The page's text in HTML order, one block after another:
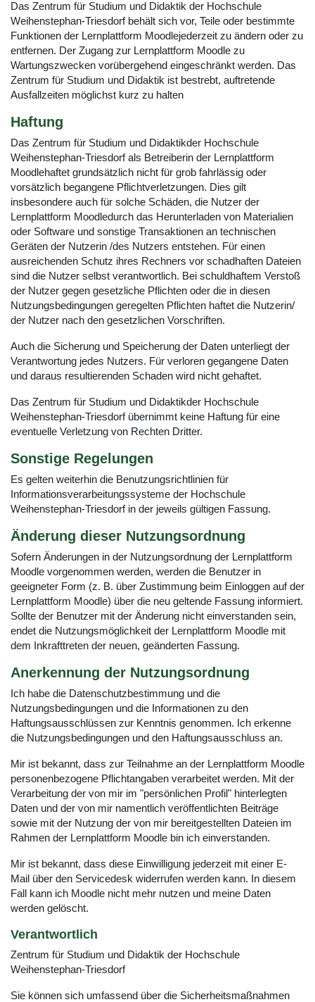
Das Zentrum für Studium und Didaktik der Hochschule
Weihenstephan-Triesdorf behält sich vor, Teile oder bestimmte
Funktionen der Lernplattform Moodlejederzeit zu ändern oder zu
entfernen. Der Zugang zur Lernplattform Moodle zu
Wartungszwecken vorübergehend eingeschränkt werden. Das
Zentrum für Studium und Didaktik ist bestrebt, auftretende
Ausfallzeiten möglichst kurz zu halten
Haftung
Das Zentrum für Studium und Didaktikder Hochschule
Weihenstephan-Triesdorf als Betreiberin der Lernplattform
Moodlehaftet grundsätzlich nicht für grob fahrlässig oder
vorsätzlich begangene Pflichtverletzungen. Dies gilt
insbesondere auch für solche Schäden, die Nutzer der
Lernplattform Moodledurch das Herunterladen von Materialien
oder Software und sonstige Transaktionen an technischen
Geräten der Nutzerin /des Nutzers entstehen. Für einen
ausreichenden Schutz ihres Rechners vor schadhaften Dateien
sind die Nutzer selbst verantwortlich. Bei schuldhaftem Verstoß
der Nutzer gegen gesetzliche Pflichten oder die in diesen
Nutzungsbedingungen geregelten Pflichten haftet die Nutzerin/
der Nutzer nach den gesetzlichen Vorschriften.
Auch die Sicherung und Speicherung der Daten unterliegt der
Verantwortung jedes Nutzers. Für verloren gegangene Daten
und daraus resultierenden Schaden wird nicht gehaftet.
Das Zentrum für Studium und Didaktikder Hochschule
Weihenstephan-Triesdorf übernimmt keine Haftung für eine
eventuelle Verletzung von Rechten Dritter.
Sonstige Regelungen
Es gelten weiterhin die Benutzungsrichtlinien für
Informationsverarbeitungssysteme der Hochschule
Weihenstephan-Triesdorf in der jeweils gültigen Fassung.
Änderung dieser Nutzungsordnung
Sofern Änderungen in der Nutzungsordnung der Lernplattform
Moodle vorgenommen werden, werden die Benutzer in
geeigneter Form (z. B. über Zustimmung beim Einloggen auf der
Lernplattform Moodle) über die neu geltende Fassung informiert.
Sollte der Benutzer mit der Änderung nicht einverstanden sein,
endet die Nutzungsmöglichkeit der Lernplattform Moodle mit
dem Inkrafttreten der neuen, geänderten Fassung.
Anerkennung der Nutzungsordnung
Ich habe die Datenschutzbestimmung und die
Nutzungsbedingungen und die Informationen zu den
Haftungsausschlüssen zur Kenntnis genommen. Ich erkenne
die Nutzungsbedingungen und den Haftungsausschluss an.
Mir ist bekannt, dass zur Teilnahme an der Lernplattform Moodle
personenbezogene Pflichtangaben verarbeitet werden. Mit der
Verarbeitung der von mir im "persönlichen Profil" hinterlegten
Daten und der von mir namentlich veröffentlichten Beiträge
sowie mit der Nutzung der von mir bereitgestellten Dateien im
Rahmen der Lernplattform Moodle bin ich einverstanden.
Mir ist bekannt, dass diese Einwilligung jederzeit mit einer E-
Mail über den Servicedesk widerrufen werden kann. In diesem
Fall kann ich Moodle nicht mehr nutzen und meine Daten
werden gelöscht.
Verantwortlich
Zentrum für Studium und Didaktik der Hochschule
Weihenstephan-Triesdorf
Sie können sich umfassend über die Sicherheitsmaßnahmen